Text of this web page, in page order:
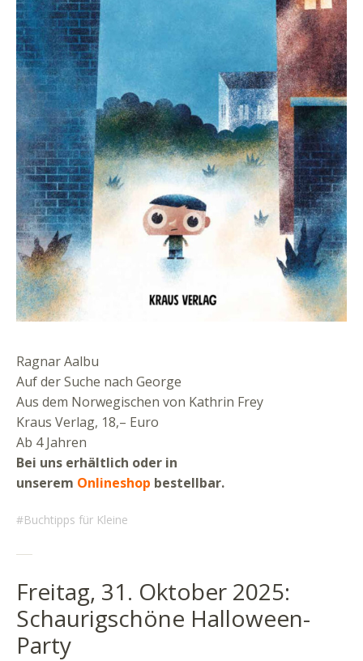
Ragnar Aalbu
Auf der Suche nach George
Aus dem Norwegischen von Kathrin Frey
Kraus Verlag, 18,– Euro
Ab 4 Jahren
Bei uns erhältlich oder in
unserem Onlineshop bestellbar.
Buchtipps für Kleine
Freitag, 31. Oktober 2025:
Schaurigschöne Halloween-
Party